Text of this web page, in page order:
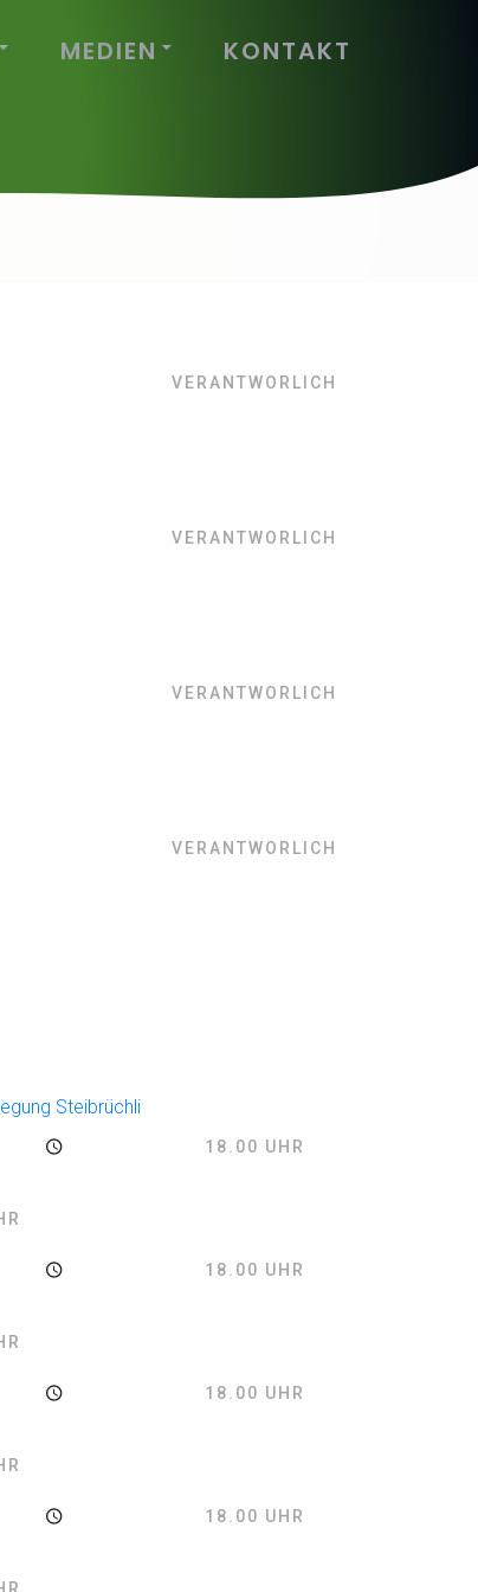
MEDIEN KONTAKT
VERANTWORLICH
VERANTWORLICH
VERANTWORLICH
VERANTWORLICH
Steibrüchli
18.00 UHR
18.00 UHR
18.00 UHR
18.00 UHR